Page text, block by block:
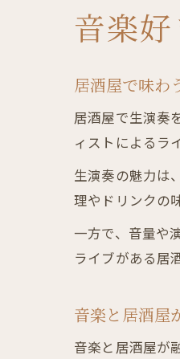
音楽
居酒屋で味わ
居酒屋で生演奏
ィストによるラ
生演奏の魅力は
理やドリンクの
一方で、音量や
ライブがある居
音楽と居酒屋
音楽と居酒屋が